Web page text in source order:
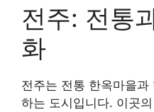
전주: 전통
화
전주는 전통 한옥마을
하는 도시입니다. 이곳의